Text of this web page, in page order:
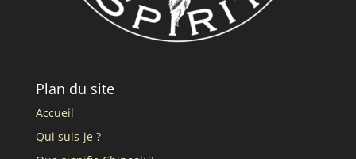
Plan du site
Accueil
Qui suis-je ?